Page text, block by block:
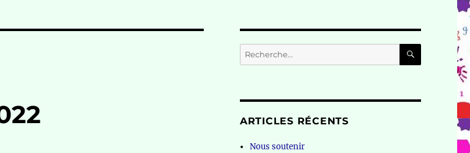
Recherche
pour :
ARTICLES RÉCENTS
Nous soutenir